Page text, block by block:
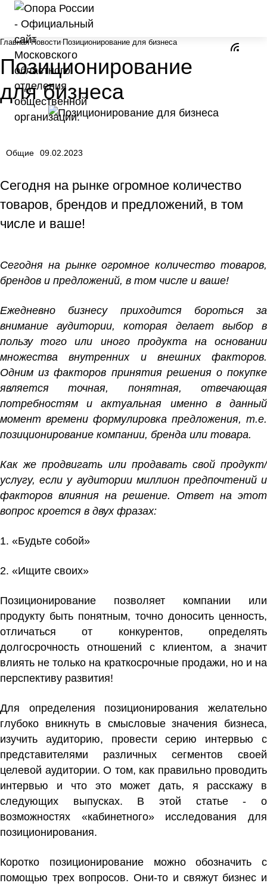
Главная Новости Позиционирование для бизнеса
Позиционирование
для бизнеса
Общие 09.02.2023
Сегодня на рынке огромное количество
товаров, брендов и предложений, в том
числе и ваше!
Сегодня на рынке огромное количество товаров,
брендов и предложений, в том числе и ваше!
Ежедневно бизнесу приходится бороться за
внимание аудитории, которая делает выбор в
пользу того или иного продукта на основании
множества внутренних и внешних факторов.
Одним из факторов принятия решения о покупке
является точная, понятная, отвечающая
потребностям и актуальная именно в данный
момент времени формулировка предложения, т.е.
позиционирование компании, бренда или товара.
Как же продвигать или продавать свой продукт/
услугу, если у аудитории миллион предпочтений и
факторов влияния на решение. Ответ на этот
вопрос кроется в двух фразах:
1. «Будьте собой»
2. «Ищите своих»
Позиционирование позволяет компании или
продукту быть понятным, точно доносить ценность,
отличаться от конкурентов, определять
долгосрочность отношений с клиентом, а значит
влиять не только на краткосрочные продажи, но и на
перспективу развития!
Для определения позиционирования желательно
глубоко вникнуть в смысловые значения бизнеса,
изучить аудиторию, провести серию интервью с
представителями различных сегментов своей
целевой аудитории. О том, как правильно проводить
интервью и что это может дать, я расскажу в
следующих выпусках. В этой статье - о
возможностях «кабинетного» исследования для
позиционирования.
Коротко позиционирование можно обозначить с
помощью трех вопросов. Они-то и свяжут бизнес и